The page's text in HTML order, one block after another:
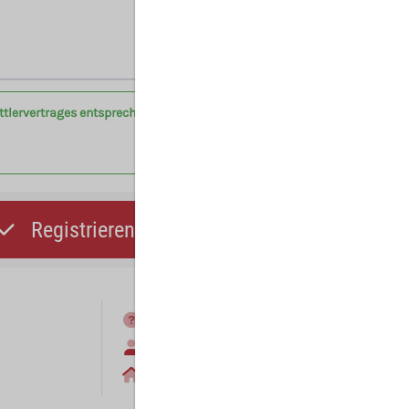
entsprechend der Vertragsbedingungen am
Registrieren und Angebot abgeben